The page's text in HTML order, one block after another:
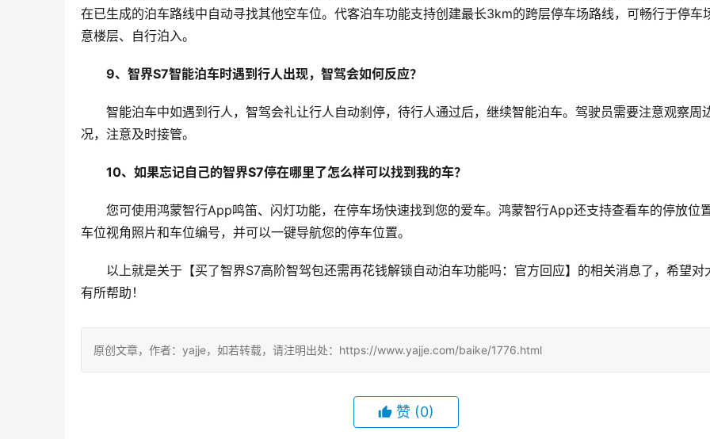
在已生成的泊车路线中自动寻找其他空车位。代客泊车功能支持创建最长3km的跨层停车场路线，可畅行于停车
意楼层、自行泊入。
9、智界S7智能泊车时遇到行人出现，智驾会如何反应？
智能泊车中如遇到行人，智驾会礼让行人自动刹停，待行人通过后，继续智能泊车。驾驶员需要注意观察周
况，注意及时接管。
10、如果忘记自己的智界S7停在哪里了怎么样可以找到我的车？
您可使用鸿蒙智行App鸣笛、闪灯功能，在停车场快速找到您的爱车。鸿蒙智行App还支持查看车的停放位置
车位视角照片和车位编号，并可以一键导航您的停车位置。
以上就是关于【买了智界S7高阶智驾包还需再花钱解锁自动泊车功能吗：官方回应】的相关消息了，希望对
有所帮助！
原创文章，作者：yajje，如若转载，请注明出处：https://www.yajje.com/baike/1776.html
赞 (0)